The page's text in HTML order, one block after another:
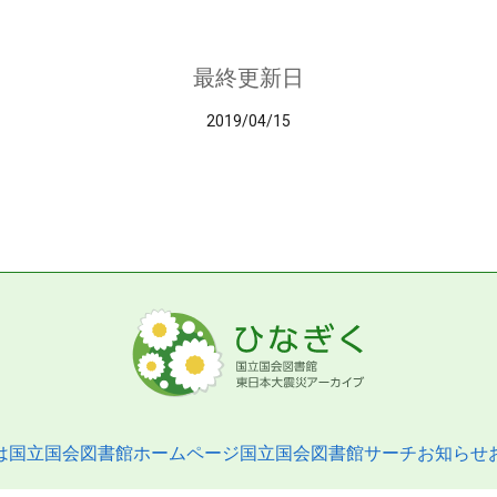
最終更新日
2019/04/15
国立国会図書館ホームページ国立国会図書館サーチお知らせ